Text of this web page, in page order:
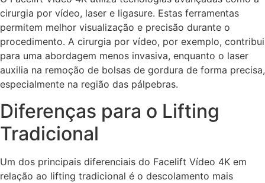
cirurgia por vídeo, laser e ligasure. Estas ferramentas
permitem melhor visualização e precisão durante o
procedimento. A cirurgia por vídeo, por exemplo, contribui
para uma abordagem menos invasiva, enquanto o laser
auxilia na remoção de bolsas de gordura de forma precisa,
especialmente na região das pálpebras.
Diferenças para o Lifting
Tradicional
Um dos principais diferenciais do Facelift Vídeo 4K em
relação ao lifting tradicional é o descolamento mais